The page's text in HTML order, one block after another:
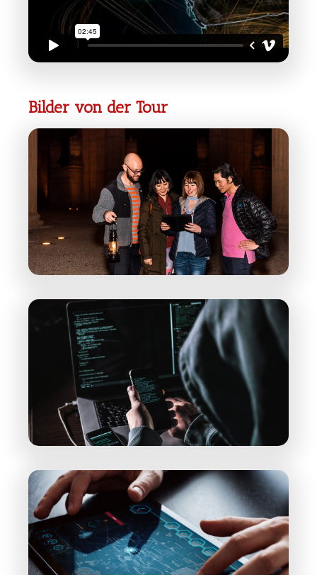
Bilder von der Tour